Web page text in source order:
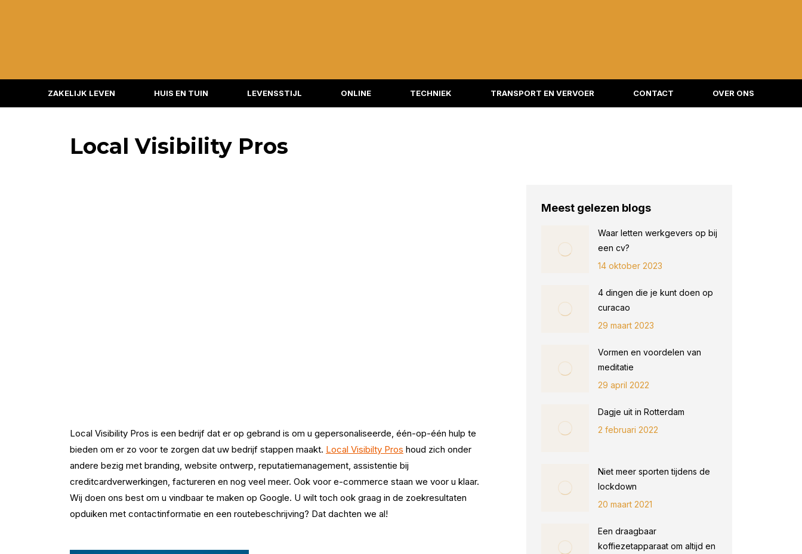
ZAKELIJK LEVEN HUIS EN TUIN LEVENSSTIJL ONLINE TECHNIEK TRANSPORT EN VERVOER CONTACT OVER ONS
Local Visibility Pros
Local Visibility Pros is een bedrijf dat er op gebrand is om u gepersonaliseerde, één-op-één hulp te
bieden om er zo voor te zorgen dat uw bedrijf stappen maakt. Local Visibilty Pros houd zich onder
andere bezig met branding, website ontwerp, reputatiemanagement, assistentie bij
creditcardverwerkingen, factureren en nog veel meer. Ook voor e-commerce staan we voor u klaar.
Wij doen ons best om u vindbaar te maken op Google. U wilt toch ook graag in de zoekresultaten
opduiken met contactinformatie en een routebeschrijving? Dat dachten we al!
Meest gelezen blogs
Waar letten werkgevers op bij
een cv?
14 oktober 2023
4 dingen die je kunt doen op
curacao
29 maart 2023
Vormen en voordelen van
meditatie
29 april 2022
Dagje uit in Rotterdam
2 februari 2022
Niet meer sporten tijdens de
lockdown
20 maart 2021
Een draagbaar
koffiezetapparaat om altijd en